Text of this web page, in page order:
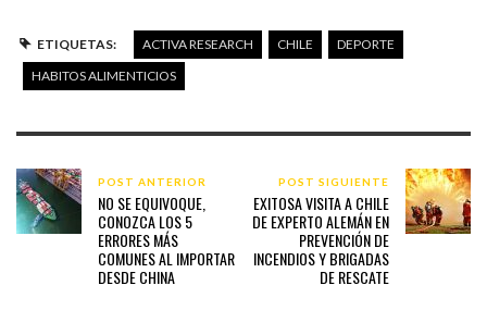
ETIQUETAS: ACTIVA RESEARCH CHILE
DEPORTE
HABITOS ALIMENTICIOS
POST ANTERIOR
NO SE EQUIVOQUE,
CONOZCA LOS 5
ERRORES MÁS
COMUNES AL IMPORTAR
DESDE CHINA
POST SIGUIENTE
EXITOSA VISITA A CHILE
DE EXPERTO ALEMÁN EN
PREVENCIÓN DE
INCENDIOS Y BRIGADAS
DE RESCATE